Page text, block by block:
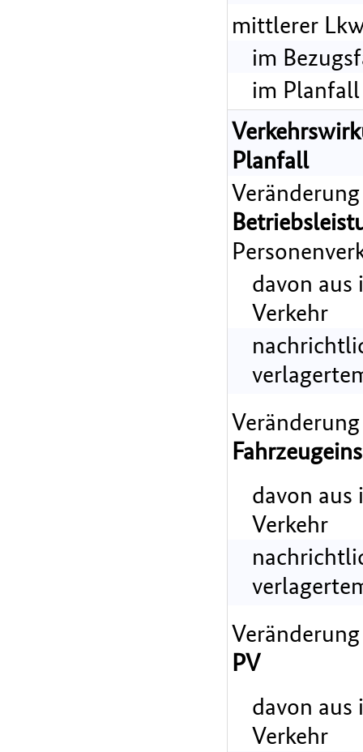
mittlerer
im
im Planfall
Planfall
davon
Verkehr
davon
Verkehr
PV
davon
Verkehr